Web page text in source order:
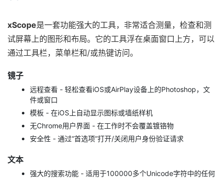
xScope是一套功能强大的工具，非常适合测量，检查和测
试屏幕上的图形和布局。它的工具浮在桌面窗口上方，可以
通过工具栏，菜单栏和/或热键访问。
镜子
远程查看 - 轻松查看iOS或AirPlay设备上的Photoshop，文
件或窗口
模板 - 在iOS上自动显示图标或墙纸样机
无Chrome用户界面 - 在工作时不会覆盖镀铬物
安全性 - 通过“首选项”打开/关闭用户身份验证请求
文本
强大的搜索功能 - 适用于100000多个Unicode字符中的任何